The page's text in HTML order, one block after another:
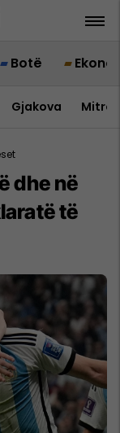
Botë
Gjakova
dhe në
të